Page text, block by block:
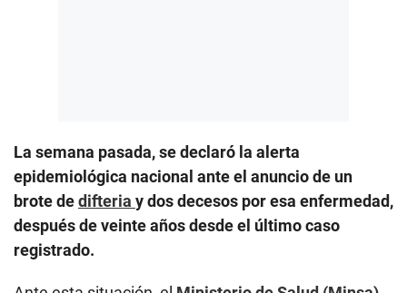
La semana pasada, se declaró la alerta
epidemiológica nacional ante el anuncio de un
brote dedifteria y dos decesos por esa enfermedad,
después de veinte años desde el último caso
registrado.